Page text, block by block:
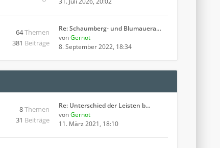
64Themen
381 Beiträge
Re: Schaumberg- und Blumauera…
vonGernot
8. September 2022, 18:34
8Themen
31 Beiträge
Re: Unterschied der Leisten b…
vonGernot
11. März 2021, 18:10